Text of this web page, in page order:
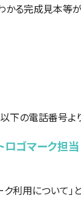
る完成見本等が
下の電話番号よ
ゴマーク担
利用について」